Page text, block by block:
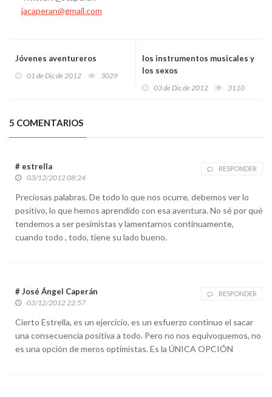
jacaperan@gmail.com
Jóvenes aventureros
01 de Dic de 2012 3029
los instrumentos musicales y
los sexos
03 de Dic de 2012 3110
5 COMENTARIOS
# estrella RESPONDER
03/12/2012 08:24
Preciosas palabras. De todo lo que nos ocurre, debemos ver lo
positivo, lo que hemos aprendido con esa aventura. No sé por qué
tendemos a ser pesimistas y lamentarnos continuamente,
cuando todo , todo, tiene su lado bueno.
# José Ángel Caperán RESPONDER
03/12/2012 22:57
Cierto Estrella, es un ejercicio, es un esfuerzo continuo el sacar
una consecuencia positiva a todo. Pero no nos equivoquemos, no
es una opción de meros optimistas. Es la ÚNICA OPCIÓN